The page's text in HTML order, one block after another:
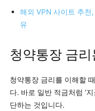
해외 VPN 사이트 추천
유
청약통장 금
청약통장 금리를 이해할
다. 바로 일반 적금처럼 ‘
단하는 것입니다.